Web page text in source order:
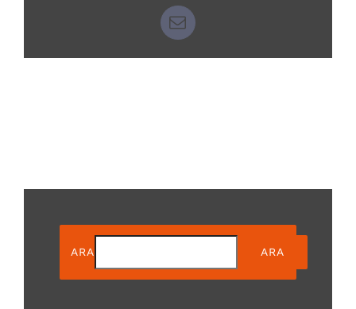
E-
ARA ARA